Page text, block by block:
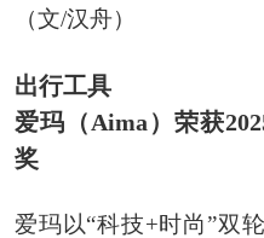
（文/汉舟）
出行工具
爱玛（Aima）荣获
奖
爱玛以“科技+时尚”双